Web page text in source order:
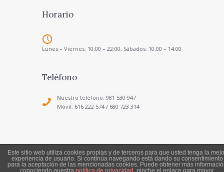
Horario
Lunes – Viernes: 10:00 – 22:00, Sábados: 10:00 – 14:00
Teléfono
Nuestro teléfono: 981 530 947
Móvil: 616 222 574 / 680 723 314
Política de Privacidad-Aviso Legal
Todos los derechos reservados a Escuela de Música
Este sitio web utiliza cookies propias y de terceros para que usted tenga la
experiencia de usuario. Si continúa navegando está dando su consentimiento
para la aceptación de las mencionadas cookies. Puede obtener más
conociendo nuestra política de privacidad , pinche el enlace para mayor